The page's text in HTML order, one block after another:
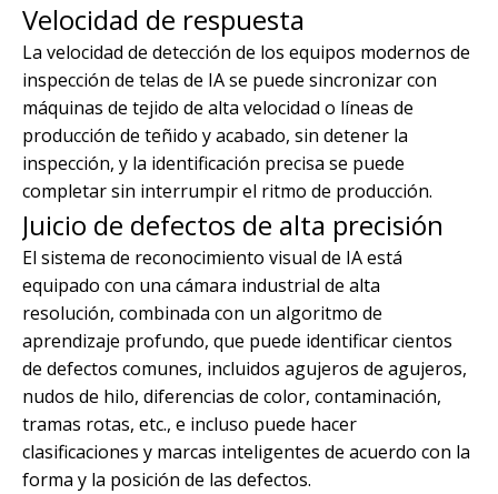
Velocidad de respuesta
La velocidad de detección de los equipos modernos de
inspección de telas de IA se puede sincronizar con
máquinas de tejido de alta velocidad o líneas de
producción de teñido y acabado, sin detener la
inspección, y la identificación precisa se puede
completar sin interrumpir el ritmo de producción.
Juicio de defectos de alta precisión
El sistema de reconocimiento visual de IA está
equipado con una cámara industrial de alta
resolución, combinada con un algoritmo de
aprendizaje profundo, que puede identificar cientos
de defectos comunes, incluidos agujeros de agujeros,
nudos de hilo, diferencias de color, contaminación,
tramas rotas, etc., e incluso puede hacer
clasificaciones y marcas inteligentes de acuerdo con la
forma y la posición de las defectos.